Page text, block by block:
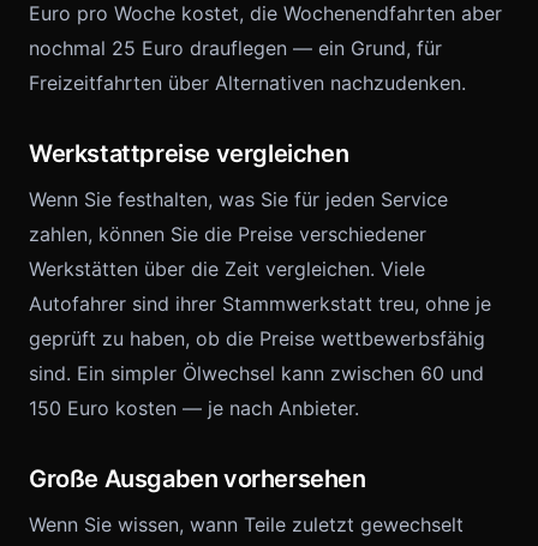
Euro pro Woche kostet, die Wochenendfahrten aber
nochmal 25 Euro drauflegen — ein Grund, für
Freizeitfahrten über Alternativen nachzudenken.
Werkstattpreise vergleichen
Wenn Sie festhalten, was Sie für jeden Service
zahlen, können Sie die Preise verschiedener
Werkstätten über die Zeit vergleichen. Viele
Autofahrer sind ihrer Stammwerkstatt treu, ohne je
geprüft zu haben, ob die Preise wettbewerbsfähig
sind. Ein simpler Ölwechsel kann zwischen 60 und
150 Euro kosten — je nach Anbieter.
Große Ausgaben vorhersehen
Wenn Sie wissen, wann Teile zuletzt gewechselt